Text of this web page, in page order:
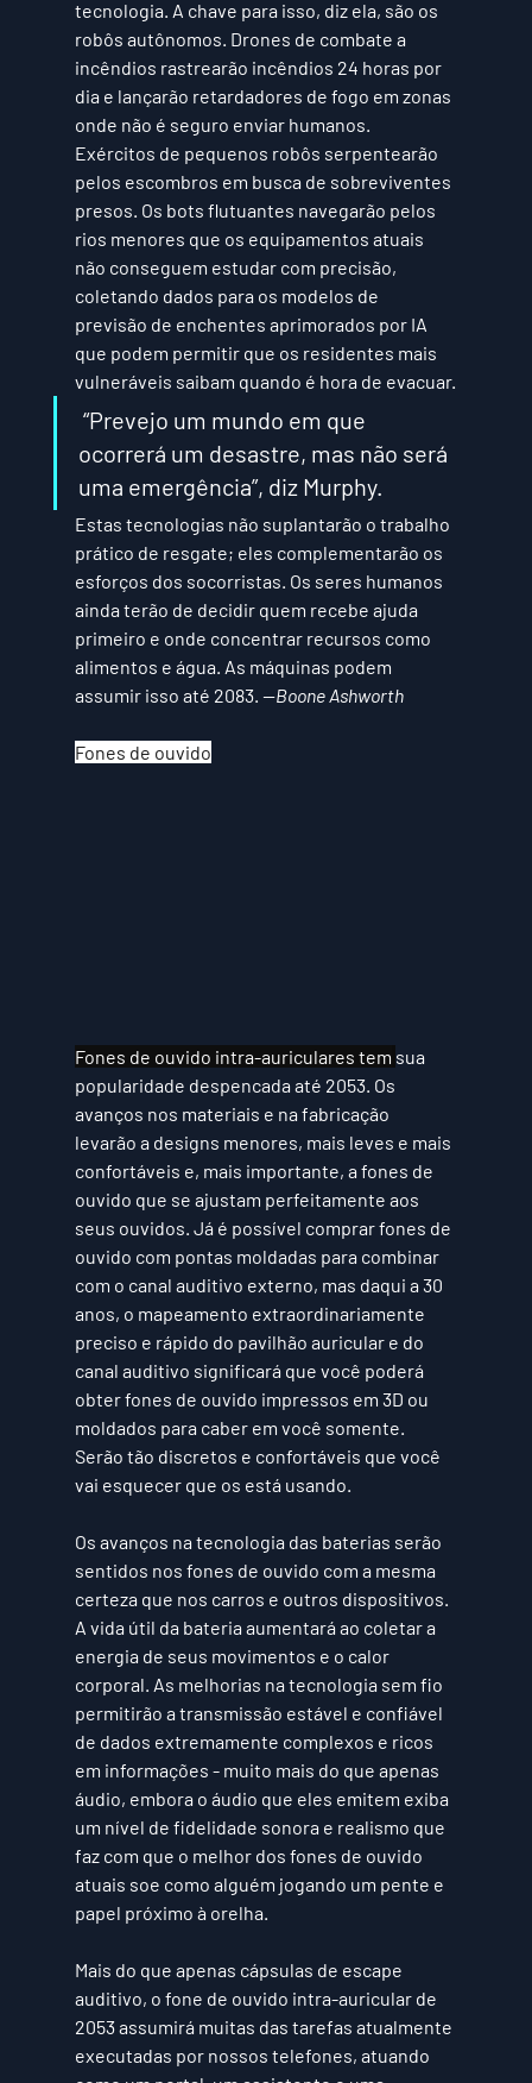
tecnologia. A chave para isso, diz ela, são os
robôs autônomos. Drones de combate a
incêndios rastrearão incêndios 24 horas por
dia e lançarão retardadores de fogo em zonas
onde não é seguro enviar humanos.
Exércitos de pequenos robôs serpentearão
pelos escombros em busca de sobreviventes
presos. Os bots flutuantes navegarão pelos
rios menores que os equipamentos atuais
não conseguem estudar com precisão,
coletando dados para os modelos de
previsão de enchentes aprimorados por IA
que podem permitir que os residentes mais
vulneráveis ​​saibam quando é hora de evacuar.
ocorrerá um desastre, mas não será
uma emergência”, diz Murphy.
Estas tecnologias não suplantarão o trabalho
prático de resgate; eles complementarão os
esforços dos socorristas. Os seres humanos
ainda terão de decidir quem recebe ajuda
primeiro e onde concentrar recursos como
alimentos e água. As máquinas podem
assumir isso até 2083. —Boone Ashworth
Fones de ouvido
Fones de ouvido intra-auriculares tem sua
popularidade despencada até 2053. Os
avanços nos materiais e na fabricação
levarão a designs menores, mais leves e mais
confortáveis ​​e, mais importante, a fones de
ouvido que se ajustam perfeitamente aos
seus ouvidos. Já é possível comprar fones de
ouvido com pontas moldadas para combinar
com o canal auditivo externo, mas daqui a 30
anos, o mapeamento extraordinariamente
preciso e rápido do pavilhão auricular e do
canal auditivo significará que você poderá
obter fones de ouvido impressos em 3D ou
moldados para caber em você somente.
Serão tão discretos e confortáveis ​​que você
vai esquecer que os está usando.
Os avanços na tecnologia das baterias serão
sentidos nos fones de ouvido com a mesma
certeza que nos carros e outros dispositivos.
A vida útil da bateria aumentará ao coletar a
energia de seus movimentos e o calor
corporal. As melhorias na tecnologia sem fio
permitirão a transmissão estável e confiável
de dados extremamente complexos e ricos
em informações - muito mais do que apenas
áudio, embora o áudio que eles emitem exiba
um nível de fidelidade sonora e realismo que
faz com que o melhor dos fones de ouvido
atuais soe como alguém jogando um pente e
papel próximo à orelha.
Mais do que apenas cápsulas de escape
auditivo, o fone de ouvido intra-auricular de
2053 assumirá muitas das tarefas atualmente
executadas por nossos telefones, atuando